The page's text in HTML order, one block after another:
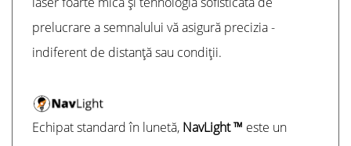
prelucrare a semnalului vă asigură precizia -
indiferent de distanță sau condiții.
Echipat standard în lunetă, NavLight ™ este un